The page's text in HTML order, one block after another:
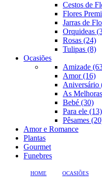
Cestos de
Flores
Jarras de
Orquideas
Rosas (24)
Tulipas (8)
Ocasiões
Amizade
Amor (16)
Aniversário
As
Bebé (30)
Para ele (13)
Pêsames
Amor e Romance
Plantas
Gourmet
Funebres
HOME OCASIÕES